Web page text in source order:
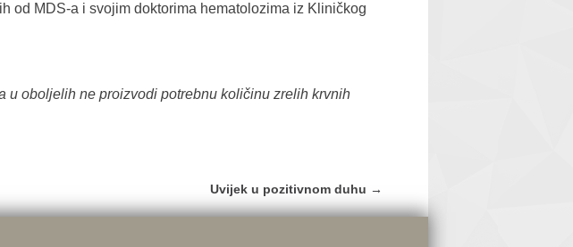
od MDS-a i svojim doktorima hematolozima iz Kliničkog
u oboljelih ne proizvodi potrebnu količinu zrelih krvnih
Uvijek u pozitivnom duhu →